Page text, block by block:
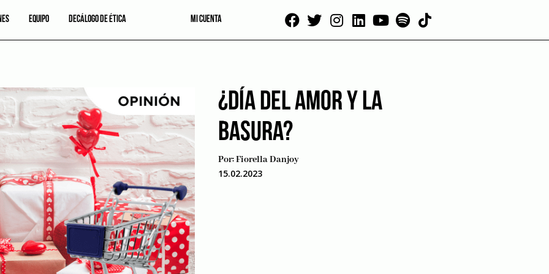
EQUIPO DECÁLOGO DE ÉTICA MI CUENTA
¿DÍA DEL AMOR Y LA
BASURA?
Por:Fiorella Danjoy
15.02.2023